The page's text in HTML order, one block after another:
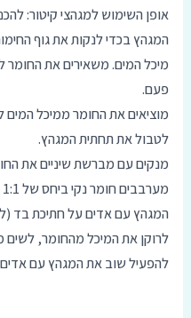
אופן השימוש למגהצי קיטור:
המגהץ בכדי לנקות את גוף
פעם.
מוציאים את החומר ממיכל
לטבול את תחתית המגהץ.
מנקים עם מברשת שיניים את
המגהץ עם אדים על חתיכת בד
לרוקן את המיכל מהחומר, לשים
להפעיל שוב את המגהץ עם